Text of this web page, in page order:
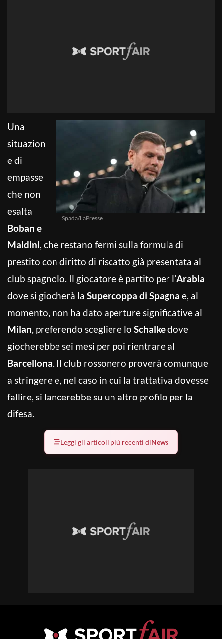
Spada/LaPresse
Una
situazion
e di
empasse
che non
esalta
Boban e
Maldini, che restano fermi sulla formula di
prestito con diritto di riscatto già presentata al
club spagnolo. Il giocatore è partito per l’Arabia
dove si giocherà la Supercoppa di Spagna e, al
momento, non ha dato aperture significative al
Milan, preferendo scegliere lo Schalkedove
giocherebbe sei mesi per poi rientrare al
Barcellona. Il club rossonero proverà comunque
a stringere e, nel caso in cui la trattativa dovesse
fallire, si lancerebbe su un altro profilo per la
difesa.
Leggi gli articoli più recenti diNews